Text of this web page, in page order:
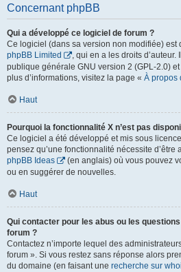
Concernant phpBB
Qui a développé ce logiciel de forum ?
Ce logiciel (dans sa version non modifiée) est
phpBB Limited
, qui en a les droits
publique générale GNU version 2 (GPL-2.0)
plus d’informations, visitez la page « À propos
Haut
Pourquoi la fonctionnalité X n’est pas
Ce logiciel a été développé et mis sous
pensez qu’une fonctionnalité nécessite d’être
phpBB Ideas
(en anglais) où vous pouvez
ou en suggérer de nouvelles.
Haut
Qui contacter pour les abus ou les
forum ?
Contactez n’importe lequel des
forum ». Si vous restez sans réponse alors
du domaine (en faisant une recherche sur